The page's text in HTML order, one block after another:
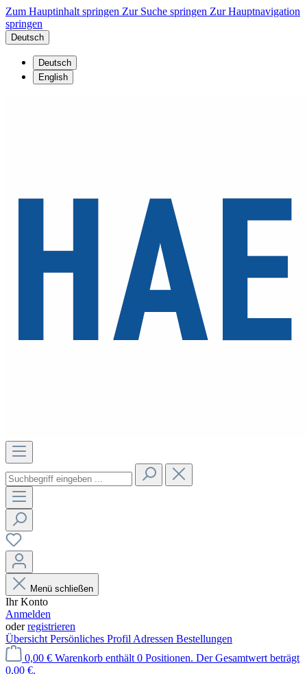
Zum Hauptinhalt springen Zur Suche springen Zur Hauptnavigation
springen
Deutsch
Deutsch
English
Menü schließen
Ihr Konto
Anmelden
oderregistrieren
Übersicht Persönliches Profil Adressen Bestellungen
0,00 € Warenkorb enthält 0 Positionen. Der Gesamtwert beträgt
0,00 €.